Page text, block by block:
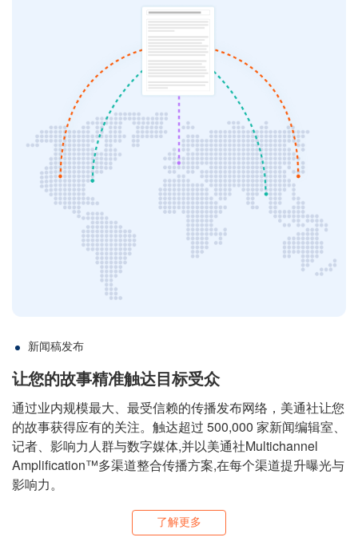
新闻稿发布
让您的故事精准触达目标受众
通过业内规模最大、最受信赖的传播发布网络，美通社让您
的故事获得应有的关注。触达超过 500,000 家新闻编辑室、
记者、影响力人群与数字媒体,并以美通社Multichannel
Amplification™多渠道整合传播方案,在每个渠道提升曝光与
影响力。
了解更多